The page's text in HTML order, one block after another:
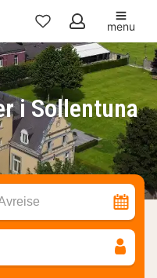
Mine
favoritter
menu
i Sollentuna